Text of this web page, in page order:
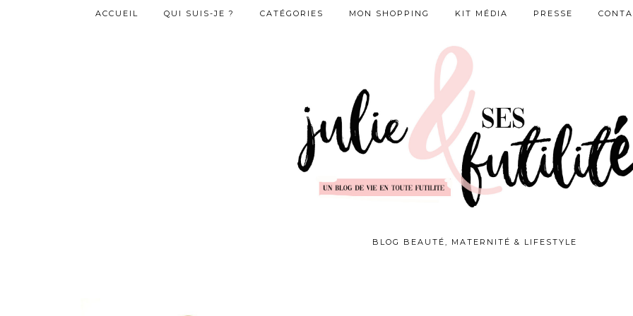
BLOG BEAUTÉ, MATERNITÉ & LIFESTYLE
ACCUEIL QUI SUIS-JE ? CATÉGORIES MON SHOPPING KIT MÉDIA PRESSE